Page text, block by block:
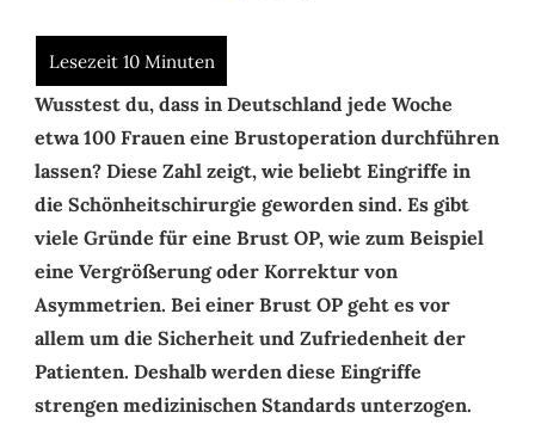
Wusstest du, dass in Deutschland jede Woche
etwa 100 Frauen eine Brustoperation durchführen
lassen? Diese Zahl zeigt, wie beliebt Eingriffe in
die Schönheitschirurgie geworden sind. Es gibt
viele Gründe für eine Brust OP, wie zum Beispiel
eine Vergrößerung oder Korrektur von
Asymmetrien. Bei einer Brust OP geht es vor
allem um die Sicherheit und Zufriedenheit der
Patienten. Deshalb werden diese Eingriffe
strengen medizinischen Standards unterzogen.